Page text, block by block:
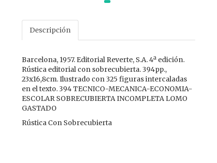
Descripción
Barcelona, 1957. Editorial Reverte, S.A. 4ª edición.
Rústica editorial con sobrecubierta. 394pp.,
23x16,8cm. Ilustrado con 325 figuras intercaladas
en el texto. 394 TECNICO-MECANICA-ECONOMIA-
ESCOLAR SOBRECUBIERTA INCOMPLETA LOMO
GASTADO
Rústica Con Sobrecubierta